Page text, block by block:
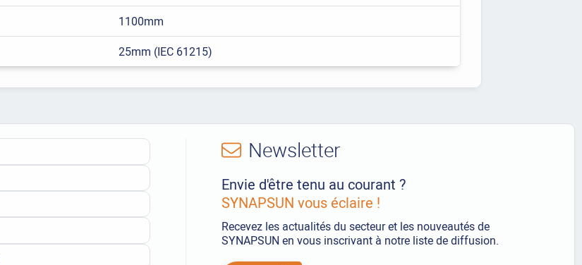
1100mm
25mm (IEC 61215)
Newsletter
Envie d'être tenu au courant ?
SYNAPSUN vous éclaire !
Recevez les actualités du secteur et les nouveautés de
SYNAPSUN en vous inscrivant à notre liste de diffusion.